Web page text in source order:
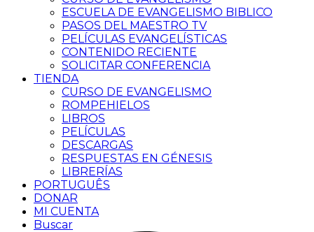
ESCUELA DE EVANGELISMO BIBLICO
PASOS DEL MAESTRO TV
PELÍCULAS EVANGELÍSTICAS
CONTENIDO RECIENTE
SOLICITAR CONFERENCIA
TIENDA
CURSO DE EVANGELISMO
ROMPEHIELOS
LIBROS
PELÍCULAS
DESCARGAS
RESPUESTAS EN GÉNESIS
LIBRERÍAS
PORTUGUÊS
DONAR
MI CUENTA
Buscar